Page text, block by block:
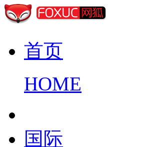
首页
HOME
国际